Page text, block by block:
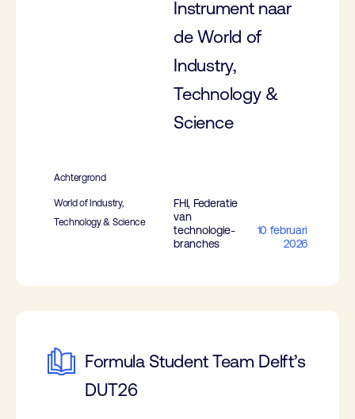
Instrument naar
de World of
Industry,
Technology &
Science
Achtergrond
World of Industry,
Technology & Science
FHI, Federatie
van
technologie-
branches
10 februari
2026
Formula Student Team Delft’s
DUT26